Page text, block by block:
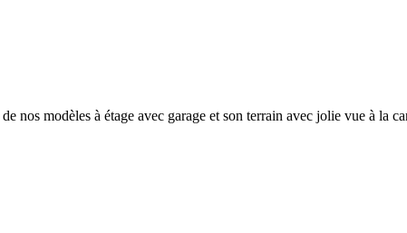
nos modèles à étage avec garage et son terrain avec jolie vue à la